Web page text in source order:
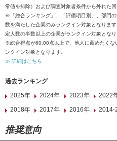
常値を排除）および調査対象者条件から外れた
※「総合ランキング」、「評価項目別」、部門
数を満たした企業のみランクイン対象となりま
定人数の半数以上の企業がランクイン対象となり
※総合得点が60.00点以上で、他人に薦めたくな
ンクイン対象となります。
≫ 詳細はこちら
過去ランキング
2025年
2024年 2023年 2022
2018年
2017年 2016年 2014-
推奨意向